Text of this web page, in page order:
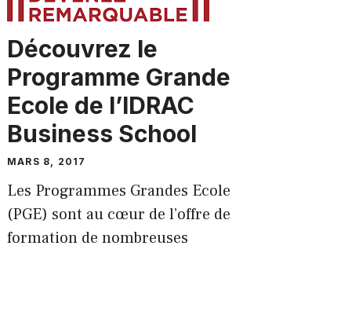
Découvrez le
Programme Grande
Ecole de l’IDRAC
Business School
MARS 8, 2017
Les Programmes Grandes Ecole
(PGE) sont au cœur de l’offre de
formation de nombreuses